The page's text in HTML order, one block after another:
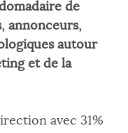
de
annonceurs,
autour
et de la
avec 31%